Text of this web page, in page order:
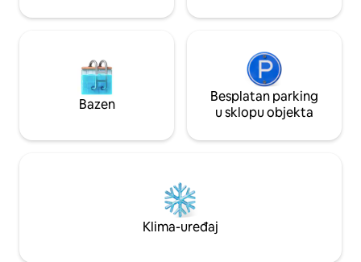
Bazen
Besplatan parking
u sklopu objekta
Klima-uređaj